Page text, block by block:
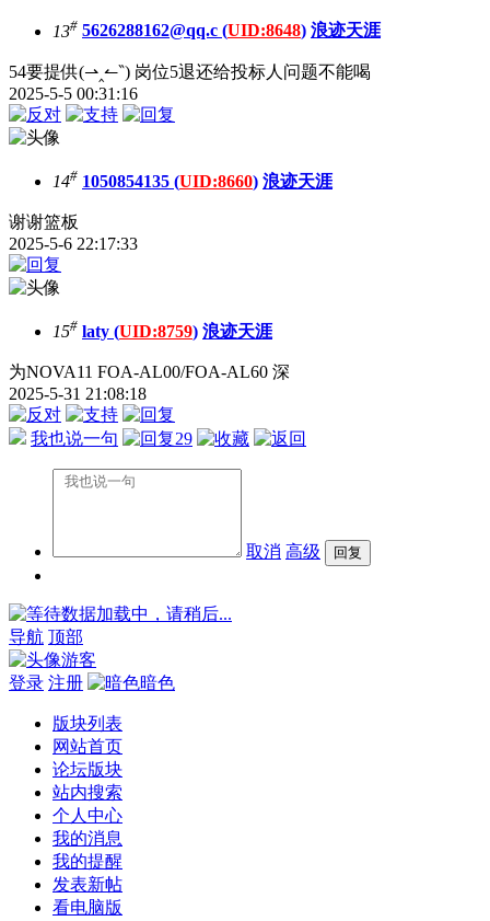
13# 5626288162@qq.c (UID:8648) 浪迹天涯
54要提供(⇀‸↼‶) 岗位5退还给投标人问题不能喝
2025-5-5 00:31:16
14# 1050854135 (UID:8660) 浪迹天涯
谢谢篮板
2025-5-6 22:17:33
15# laty (UID:8759) 浪迹天涯
为NOVA11 FOA-AL00/FOA-AL60 深
2025-5-31 21:08:18
我也说一句 29
取消 高级
数据加载中，请稍后...
导航 顶部
游客
登录 注册 暗色
版块列表
网站首页
论坛版块
站内搜索
个人中心
我的消息
我的提醒
发表新帖
看电脑版